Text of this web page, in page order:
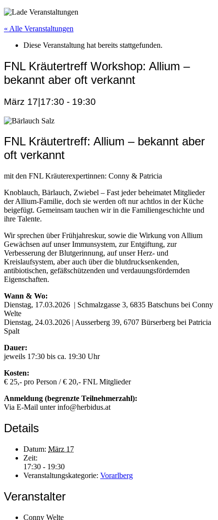
« Alle Veranstaltungen
Diese Veranstaltung hat bereits stattgefunden.
FNL Kräutertreff Workshop: Allium –
bekannt aber oft verkannt
März 17|17:30 - 19:30
FNL Kräutertreff: Allium – bekannt aber
oft verkannt
mit den FNL Kräuterexpertinnen: Conny & Patricia
Knoblauch, Bärlauch, Zwiebel – Fast jeder beheimatet Mitglieder
der Allium-Familie, doch sie werden oft nur achtlos in der Küche
beigefügt. Gemeinsam tauchen wir in die Familiengeschichte und
ihre Talente.
Wir sprechen über Frühjahreskur, sowie die Wirkung von Allium
Gewächsen auf unser Immunsystem, zur Entgiftung, zur
Verbesserung der Blutgerinnung, auf unser Herz- und
Kreislaufsystem, aber auch über die blutdrucksenkenden,
antibiotischen, gefäßschützenden und verdauungsfördernden
Eigenschaften.
Wann & Wo:
Dienstag, 17.03.2026 | Schmalzgasse 3, 6835 Batschuns bei Conny
Welte
Dienstag, 24.03.2026 | Ausserberg 39, 6707 Bürserberg bei Patricia
Spalt
Dauer:
jeweils 17:30 bis ca. 19:30 Uhr
Kosten:
€ 25,- pro Person / € 20,- FNL Mitglieder
Anmeldung (begrenzte Teilnehmerzahl):
Via E-Mail unter info@herbidus.at
Details
Datum: März 17
Zeit:
17:30 - 19:30
Veranstaltungskategorie: Vorarlberg
Veranstalter
Conny Welte